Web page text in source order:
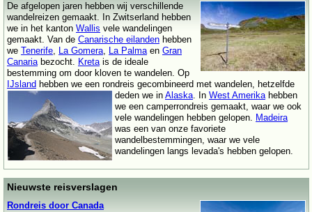
De afgelopen jaren hebben wij verschillende
wandelreizen gemaakt. In Zwitserland hebben
we in het kanton Wallis vele wandelingen
gemaakt. Van de Canarische eilanden hebben
we Tenerife, La Gomera, La Palmaen Gran
Canariabezocht. Kretais de ideale
bestemming om door kloven te wandelen. Op
IJsland hebben we een rondreis gecombineerd met wandelen, hetzelfde
deden we in Alaska. In West Amerikahebben
we een camperrondreis gemaakt, waar we ook
vele wandelingen hebben gelopen. Madeira
was een van onze favoriete
wandelbestemmingen, waar we vele
wandelingen langs levada's hebben gelopen.
Nieuwste reisverslagen
Rondreis door Canada